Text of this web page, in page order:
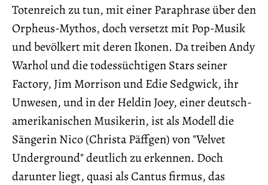
Totenreich zu tun, mit einer Paraphrase über den
Orpheus-Mythos, doch versetzt mit Pop-Musik
und bevölkert mit deren Ikonen. Da treiben Andy
Warhol und die todessüchtigen Stars seiner
Factory, Jim Morrison und Edie Sedgwick, ihr
Unwesen, und in der Heldin Joey, einer deutsch-
amerikanischen Musikerin, ist als Modell die
Sängerin Nico (Christa Päffgen) von "Velvet
Underground" deutlich zu erkennen. Doch
darunter liegt, quasi als Cantus firmus, das